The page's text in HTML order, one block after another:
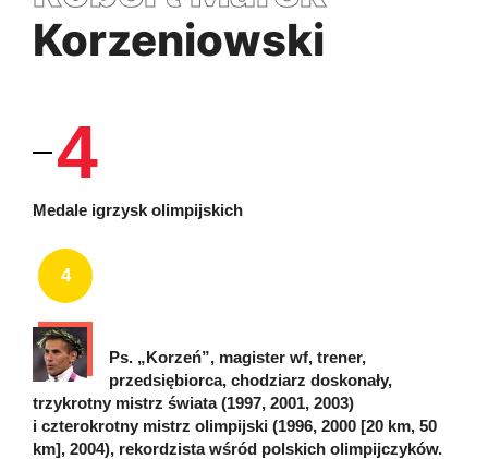
Korzeniowski
4
Medale igrzysk olimpijskich
4
Ps. „Korzeń”, magister wf, trener,
przedsiębiorca, chodziarz doskonały,
trzykrotny mistrz świata (1997, 2001, 2003)
i czterokrotny mistrz olimpijski (1996, 2000 [20 km, 50
km], 2004), rekordzista wśród polskich olimpijczyków.